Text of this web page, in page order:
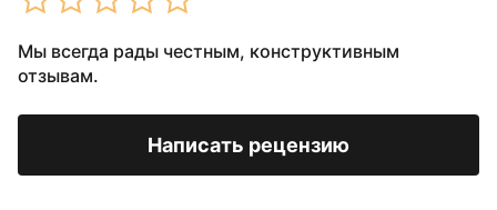
Мы всегда рады честным, конструктивным
отзывам.
Написать рецензию